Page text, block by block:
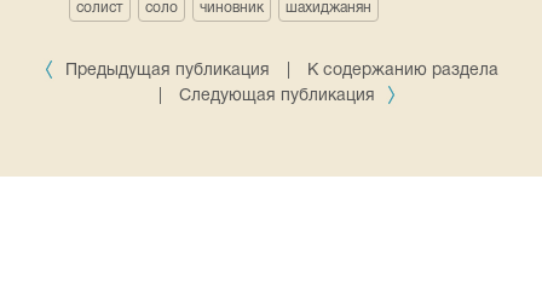
солист соло чиновник шахиджанян
Предыдущая публикация
К содержанию раздела
Следующая публикация